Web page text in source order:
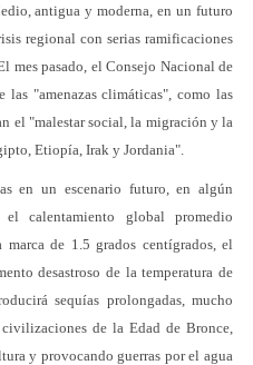
antigua y moderna, en un futuro
regional con serias ramificaciones
mes pasado, el Consejo Nacional de
las "amenazas climáticas", como las
el "malestar social, la migración y la
Etiopía, Irak y Jordania".
en un escenario futuro, en algún
calentamiento global promedio
marca de 1.5 grados centígrados, el
desastroso de la temperatura de
sequías prolongadas, mucho
civilizaciones de la Edad de Bronce,
y provocando guerras por el agua